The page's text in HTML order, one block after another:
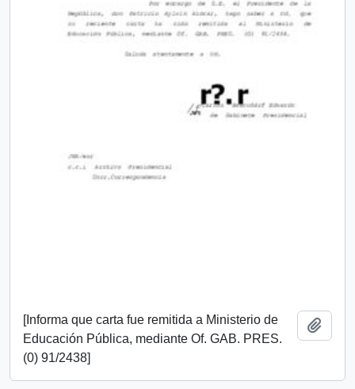
[Informa que carta fue remitida a Ministerio de
Educación Pública, mediante Of. GAB. PRES.
(0) 91/2438]